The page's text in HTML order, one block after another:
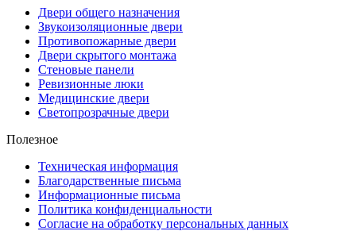
Двери общего назначения
Звукоизоляционные двери
Противопожарные двери
Двери скрытого монтажа
Стеновые панели
Ревизионные люки
Медицинские двери
Светопрозрачные двери
Полезное
Техническая информация
Благодарственные письма
Информационные письма
Политика конфиденциальности
Согласие на обработку персональных данных